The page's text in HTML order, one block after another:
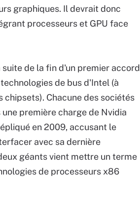
graphiques. Il devrait donc
processeurs et GPU face
de la fin d'un premier accord
de bus d'Intel (à
Chacune des sociétés
première charge de Nvidia
en 2009, accusant le
avec sa dernière
géants vient mettre un terme
de processeurs x86